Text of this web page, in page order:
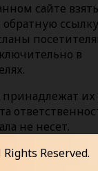
сайте
в
их
не несет.
Reserved.